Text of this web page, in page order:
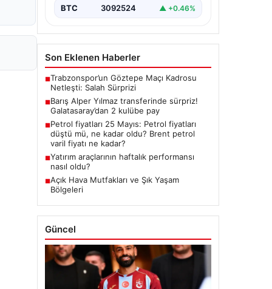
BTC 3092524 ▲ +0.46%
Son Eklenen Haberler
■Trabzonspor’un Göztepe Maçı Kadrosu
Netleşti: Salah Sürprizi
■Barış Alper Yılmaz transferinde sürpriz!
Galatasaray’dan 2 kulübe pay
■Petrol fiyatları 25 Mayıs: Petrol fiyatları
düştü mü, ne kadar oldu? Brent petrol
varil fiyatı ne kadar?
■Yatırım araçlarının haftalık performansı
nasıl oldu?
■Açık Hava Mutfakları ve Şık Yaşam
Bölgeleri
Güncel